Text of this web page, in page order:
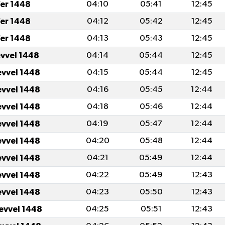
1448 04:10 05:41
12:45
1448
04:12 05:42
12:45
1448
04:13 05:43
12:45
1448
04:14 05:44
12:45
1448
04:15 05:44
12:45
1448
04:16 05:45
12:44
1448
04:18 05:46
12:44
1448
04:19 05:47
12:44
1448
04:20 05:48
12:44
1448
04:21 05:49
12:44
1448
04:22 05:49
12:43
1448
04:23 05:50
12:43
1448
04:25 05:51
12:43